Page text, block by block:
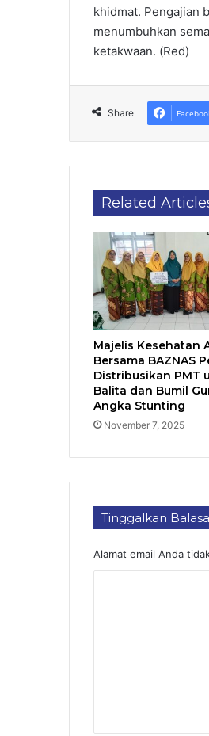
khidmat. Pengajian
menumbuhkan
ketakwaan. (Red)
Share
Related
Majelis Kesehatan
Bersama BAZNAS
Distribusikan PMT
Balita dan Bumil
Angka Stunting
November 7, 2025
Tinggalkan
Alamat email Anda